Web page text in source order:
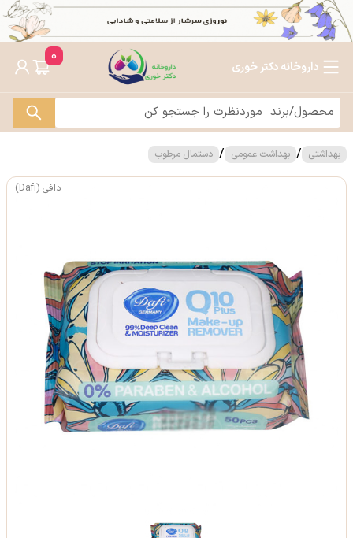
داروخانه دکتر خوری
0
بهداشتی / بهداشت عمومی / دستمال مرطوب
دافی (Dafi)